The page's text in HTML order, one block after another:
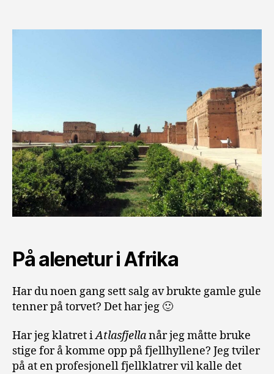
På alenetur i Afrika
Har du noen gang sett salg av brukte gamle gule
tenner på torvet? Det har jeg 🙂
Har jeg klatret iAtlasfjellanår jeg måtte bruke
stige for å komme opp på fjellhyllene? Jeg tviler
på at en profesjonell fjellklatrer vil kalle det